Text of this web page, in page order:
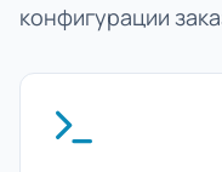
конфигурации